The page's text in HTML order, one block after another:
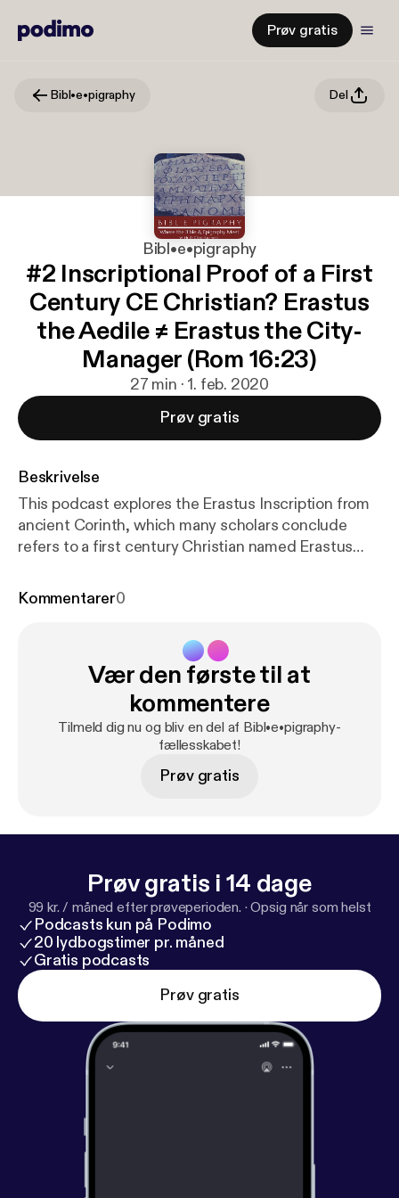
Prøv gratis
Bibl•e•pigraphy Del
Bibl•e•pigraphy
#2 Inscriptional Proof of a First
Century CE Christian? Erastus
the Aedile ≠ Erastus the City-
Manager (Rom 16:23)
27 min · 1. feb. 2020
Prøv gratis
Beskrivelse
This podcast explores the Erastus Inscription from
ancient Corinth, which many scholars conclude
refers to a first century Christian named Erastus
discusses the oft-neglected circumstances
Kommentarer0
Vær den første til at
kommentere
Tilmeld dig nu og bliv en del af Bibl•e•pigraphy-
fællesskabet!
Prøv gratis
Prøv gratis i 14 dage
99 kr. / måned efter prøveperioden. ·Opsig når som helst
Podcasts kun på Podimo
20 lydbogstimer pr. måned
Gratis podcasts
Prøv gratis